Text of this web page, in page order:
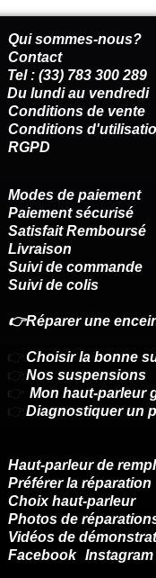
Qui sommes-nous?
Contact
Tel : (33) 783 300 289
Du lundi au vendredi
Conditions de vente
Conditions
RGPD
Modes de paiement
Paiement sécurisé
Satisfait Remboursé
Livraison
Suivi de commande
Suivi de colis
👉Réparer une
👉 Choisir la bonne
👉 Nos suspensions
👉 Mon haut-parleur
👉 Diagnostiquer un
Haut-parleur de
Préférer la réparation
Choix haut-parleur
Photos de
Vidéos de
Facebook Instagram